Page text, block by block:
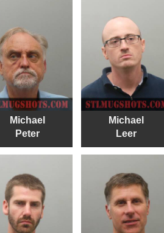
Michael
Peter
Michael
Leer